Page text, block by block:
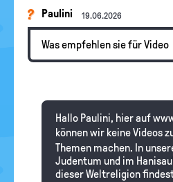
Paulini 19.06.2026
Was empfehlen sie für Video
Hallo Paulini, hier auf
können wir keine Videos
Themen machen. In
Judentum und im
dieser Weltreligion